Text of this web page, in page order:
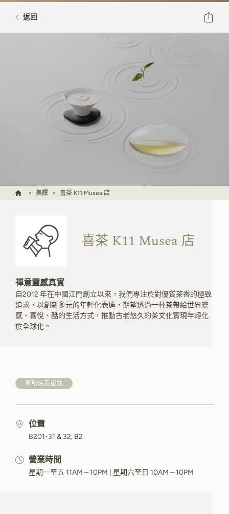
返回
美饌 喜茶 K11 Musea 店
喜茶 K11 Musea 店
禪意靈感真實
自2012 年在中國江門創立以來，我們專注於對優質茶香的極致
追求，以創新多元的年輕化表達，期望透過一杯茶帶給世界靈
感、喜悅、酷的生活方式，推動古老悠久的茶文化實現年輕化
於全球化。
咖啡店及甜點
位置
B201-31 & 32, B2
營業時間
星期一至五 11AM – 10PM | 星期六至日 10AM – 10PM